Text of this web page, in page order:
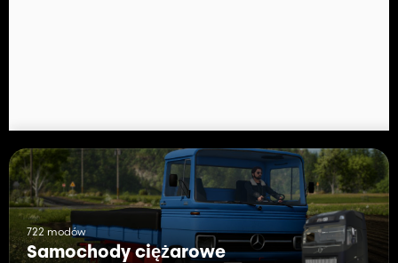
722 modów
Samochody ciężarowe